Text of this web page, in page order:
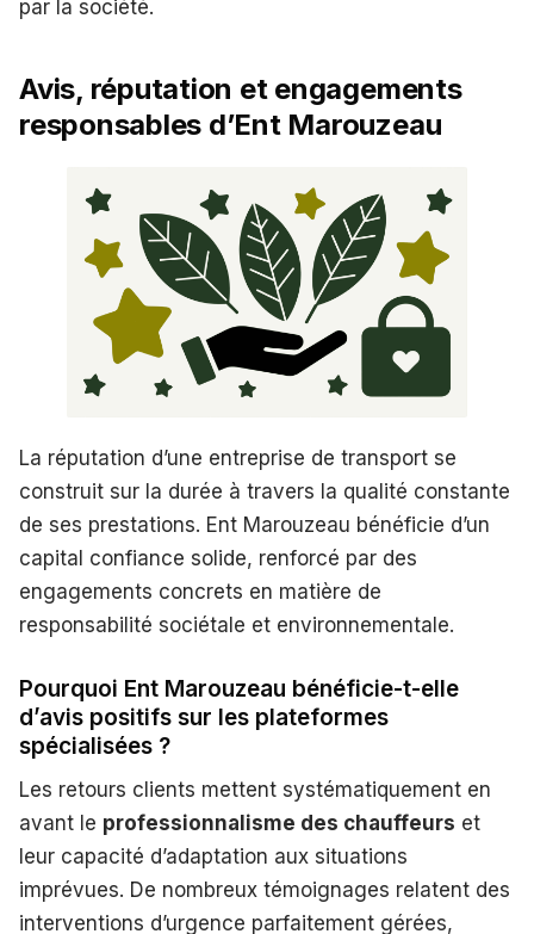
par la société.
Avis, réputation et engagements
responsables d’Ent Marouzeau
La réputation d’une entreprise de transport se
construit sur la durée à travers la qualité constante
de ses prestations. Ent Marouzeau bénéficie d’un
capital confiance solide, renforcé par des
engagements concrets en matière de
responsabilité sociétale et environnementale.
Pourquoi Ent Marouzeau bénéficie-t-elle
d’avis positifs sur les plateformes
spécialisées ?
Les retours clients mettent systématiquement en
avant le professionnalisme des chauffeurs et
leur capacité d’adaptation aux situations
imprévues. De nombreux témoignages relatent des
interventions d’urgence parfaitement gérées,